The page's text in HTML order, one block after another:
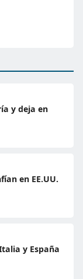
y deja en
en EE.UU.
y España